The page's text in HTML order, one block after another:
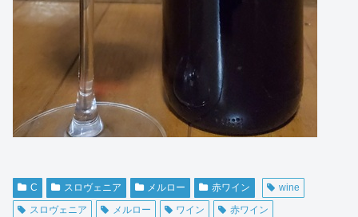
C スロヴェニア メルロー 赤ワイン
wine
スロヴェニア
メルロー ワイン 赤ワイン